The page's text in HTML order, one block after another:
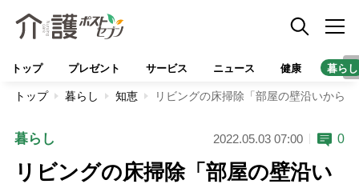
トップ プレゼント サービス ニュース 健康 暮らし
トップ 暮らし 知恵 リビングの床掃除「部屋の壁沿いから
暮らし 2022.05.03 07:00 0
リビングの床掃除「部屋の壁沿い